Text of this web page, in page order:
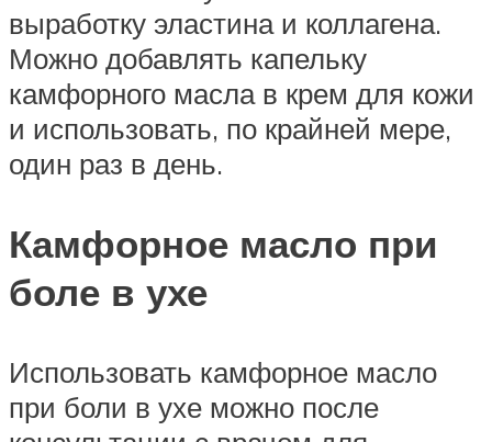
выработку эластина и коллагена.
Можно добавлять капельку
камфорного масла в крем для кожи
и использовать, по крайней мере,
один раз в день.
Камфорное масло при
боле в ухе
Использовать камфорное масло
при боли в ухе можно после